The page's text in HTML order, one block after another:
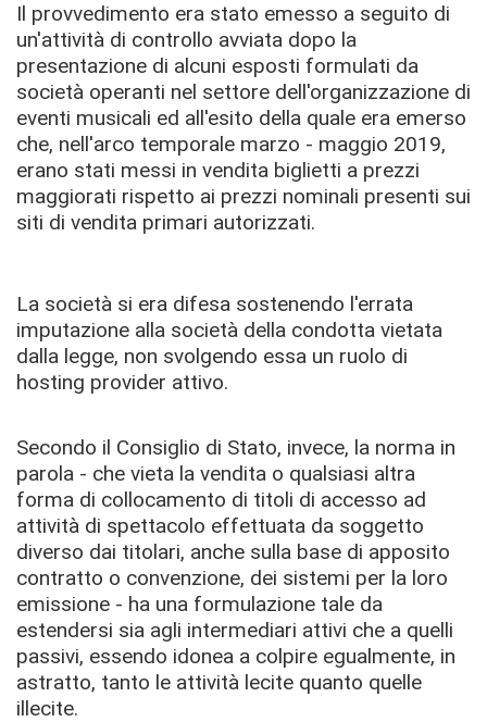
Il provvedimento era stato emesso a seguito di
un'attività di controllo avviata dopo la
presentazione di alcuni esposti formulati da
società operanti nel settore dell'organizzazione di
eventi musicali ed all'esito della quale era emerso
che, nell'arco temporale marzo - maggio 2019,
erano stati messi in vendita biglietti a prezzi
maggiorati rispetto ai prezzi nominali presenti sui
siti di vendita primari autorizzati.
La società si era difesa sostenendo l'errata
imputazione alla società della condotta vietata
dalla legge, non svolgendo essa un ruolo di
hosting provider attivo.
Secondo il Consiglio di Stato, invece, la norma in
parola - che vieta la vendita o qualsiasi altra
forma di collocamento di titoli di accesso ad
attività di spettacolo effettuata da soggetto
diverso dai titolari, anche sulla base di apposito
contratto o convenzione, dei sistemi per la loro
emissione - ha una formulazione tale da
estendersi sia agli intermediari attivi che a quelli
passivi, essendo idonea a colpire egualmente, in
astratto, tanto le attività lecite quanto quelle
illecite.